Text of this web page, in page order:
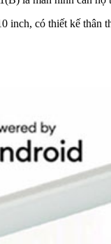
inch, có thiết kế thân